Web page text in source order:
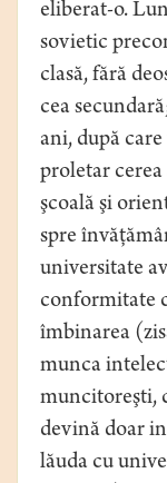
eliberat-o.
sovietic
clasă, fără
cea
ani, după
proletar
şcoală şi
spre
universitate
conformitate
îmbinarea
munca
muncitoreşti,
devină doar
lăuda cu